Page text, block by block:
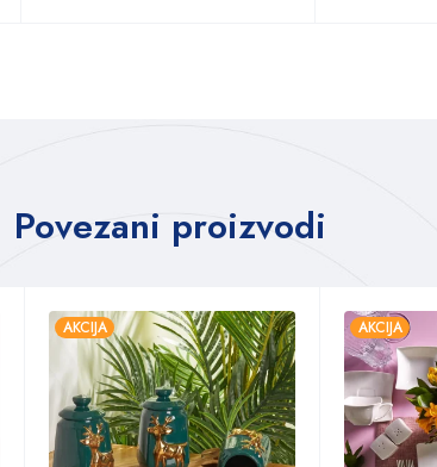
Povezani proizvodi
AKCIJA AKCIJA